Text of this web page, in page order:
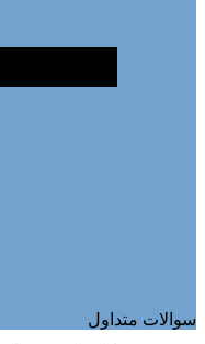
سوالات متداول